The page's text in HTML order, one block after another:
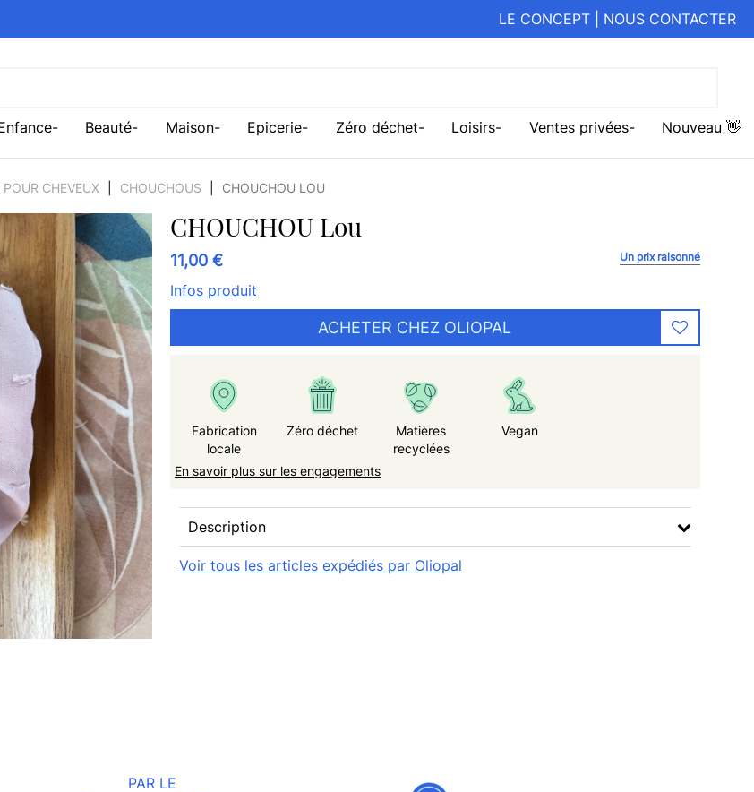
LE CONCEPT NOUS CONTACTER
Beauté Maison Epicerie Zéro déchet Loisirs Ventes privées Nouveau 👋
CHEVEUX CHOUCHOUS CHOUCHOU LOU
CHOUCHOU Lou
11,00 € Un prix raisonné
Infos produit
ACHETER CHEZ OLIOPAL
Fabrication
locale
Zéro déchet
Matières
recyclées
Vegan
En savoir plus sur les engagements
Description
Voir tous les articles expédiés par Oliopal
PAR LE